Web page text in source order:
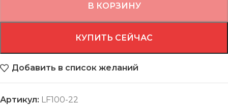
В КОРЗИНУ
КУПИТЬ СЕЙЧАС
Добавить в список желаний
Артикул: LF100-22